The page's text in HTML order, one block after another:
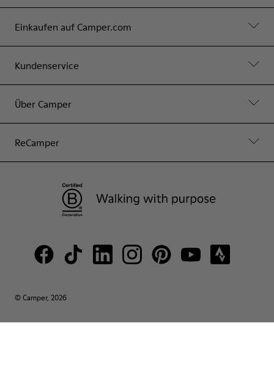
Einkaufen auf Camper.com
Kundenservice
Über Camper
ReCamper
© Camper, 2026